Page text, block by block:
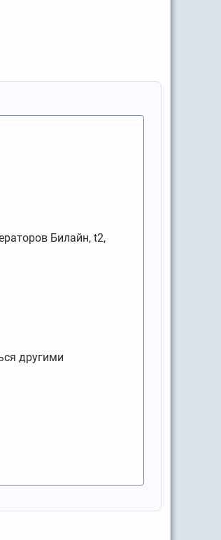
Билайн, t2,
другими